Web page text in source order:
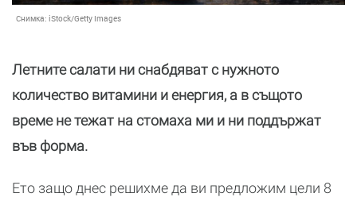
Снимка: iStock/Getty Images
Летните салати ни снабдяват с нужното
количество витамини и енергия, а в същото
време не тежат на стомаха ми и ни поддържат
във форма.
Ето защо днес решихме да ви предложим цели 8